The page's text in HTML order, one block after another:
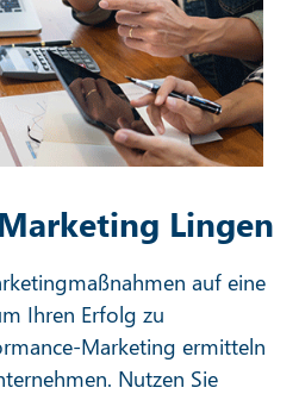
Lingen
auf eine
Ihren Erfolg zu
Marketing ermitteln
Nutzen Sie